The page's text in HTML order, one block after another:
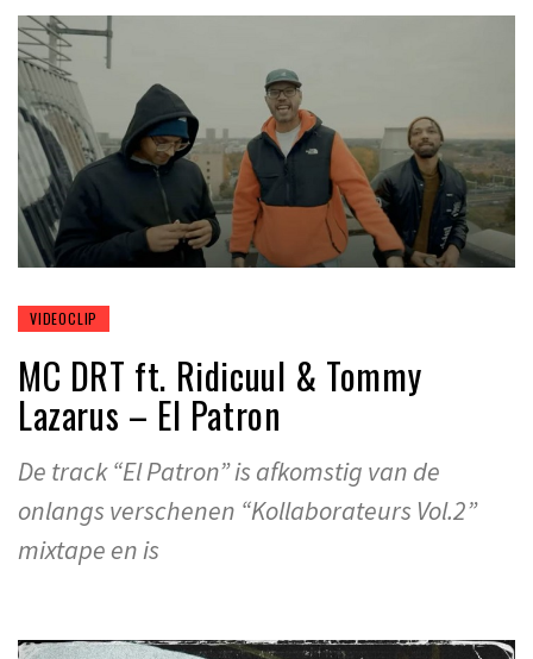
VIDEOCLIP
MC DRT ft. Ridicuul & Tommy
Lazarus – El Patron
De track “El Patron” is afkomstig van de
onlangs verschenen “Kollaborateurs Vol.2”
mixtape en is